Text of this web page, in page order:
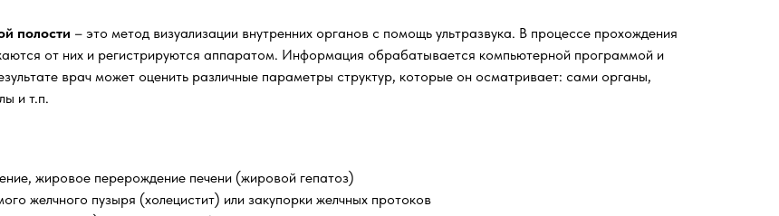
полости – это метод визуализации внутренних органов с помощь ультразвука. В процессе прохождения
от них и регистрируются аппаратом. Информация обрабатывается компьютерной программой и
врач может оценить различные параметры структур, которые он осматривает: сами органы,
и т.п.
жировое перерождение печени (жировой гепатоз)
желчного пузыря (холецистит) или закупорки желчных протоков